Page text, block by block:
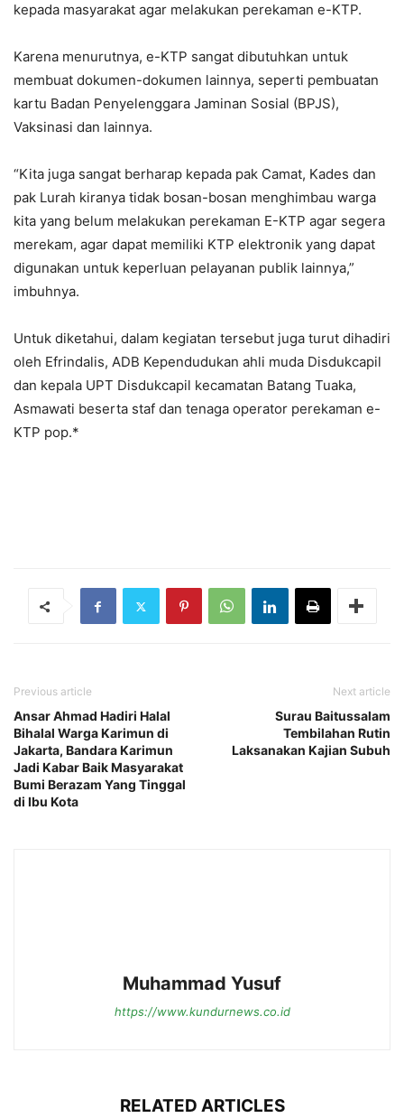
kepada masyarakat agar melakukan perekaman e-KTP.
Karena menurutnya, e-KTP sangat dibutuhkan untuk
membuat dokumen-dokumen lainnya, seperti pembuatan
kartu Badan Penyelenggara Jaminan Sosial (BPJS),
Vaksinasi dan lainnya.
“Kita juga sangat berharap kepada pak Camat, Kades dan
pak Lurah kiranya tidak bosan-bosan menghimbau warga
kita yang belum melakukan perekaman E-KTP agar segera
merekam, agar dapat memiliki KTP elektronik yang dapat
digunakan untuk keperluan pelayanan publik lainnya,”
imbuhnya.
Untuk diketahui, dalam kegiatan tersebut juga turut dihadiri
oleh Efrindalis, ADB Kependudukan ahli muda Disdukcapil
dan kepala UPT Disdukcapil kecamatan Batang Tuaka,
Asmawati beserta staf dan tenaga operator perekaman e-
KTP pop.*
Previous article
Ansar Ahmad Hadiri Halal
Bihalal Warga Karimun di
Jakarta, Bandara Karimun
Jadi Kabar Baik Masyarakat
Bumi Berazam Yang Tinggal
di Ibu Kota
Next article
Surau Baitussalam
Tembilahan Rutin
Laksanakan Kajian Subuh
Muhammad Yusuf
https://www.kundurnews.co.id
RELATED ARTICLES